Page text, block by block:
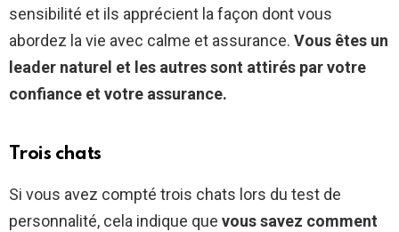
sensibilité et ils apprécient la façon dont vous
abordez la vie avec calme et assurance. Vous êtes un
leader naturel et les autres sont attirés par votre
confiance et votre assurance.
Trois chats
Si vous avez compté trois chats lors du test de
personnalité, cela indique que vous savez comment